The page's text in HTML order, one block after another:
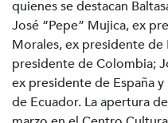
quienes se destacan
José “Pepe” Mujica, ex
Morales, ex presidente de
presidente de Colombia;
ex presidente de España
de Ecuador. La apertura